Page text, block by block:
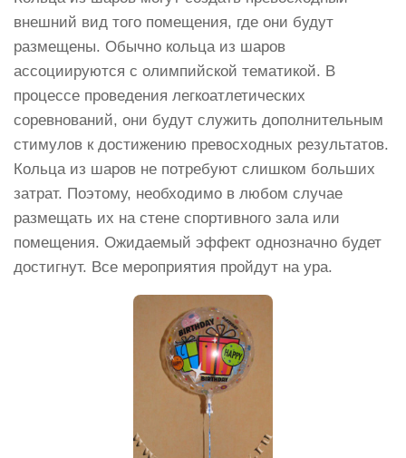
внешний вид того помещения, где они будут
размещены. Обычно кольца из шаров
ассоциируются с олимпийской тематикой. В
процессе проведения легкоатлетических
соревнований, они будут служить дополнительным
стимулов к достижению превосходных результатов.
Кольца из шаров не потребуют слишком больших
затрат. Поэтому, необходимо в любом случае
размещать их на стене спортивного зала или
помещения. Ожидаемый эффект однозначно будет
достигнут. Все мероприятия пройдут на ура.